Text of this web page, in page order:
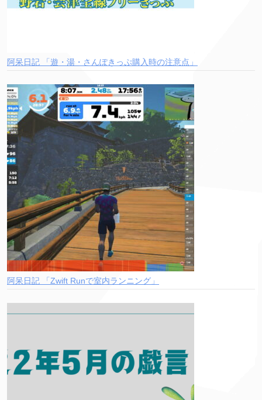
阿呆日記 「遊・湯・さんぽきっぷ購入時の注意点」
阿呆日記 「Zwift Runで室内ランニング」